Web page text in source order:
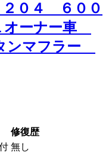
２０４ ６００
ーナー車
ンマフラー
修復歴
無し